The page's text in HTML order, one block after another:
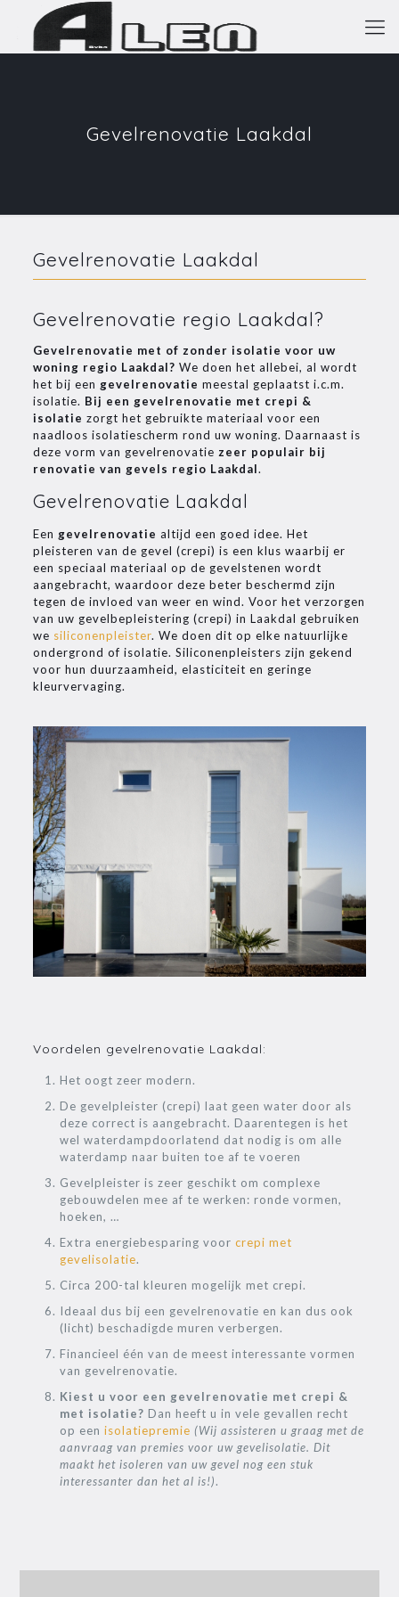
Gevelrenovatie Laakdal
Gevelrenovatie Laakdal
Gevelrenovatie regio Laakdal?
Gevelrenovatie met of zonder isolatie voor uw
woning regio Laakdal? We doen het allebei, al wordt
het bij een gevelrenovatie meestal geplaatst i.c.m.
isolatie. Bij een gevelrenovatie met crepi &
isolatie zorgt het gebruikte materiaal voor een
naadloos isolatiescherm rond uw woning. Daarnaast is
deze vorm van gevelrenovatie zeer populair bij
renovatie van gevels regio Laakdal.
Gevelrenovatie Laakdal
Een gevelrenovatie altijd een goed idee. Het
pleisteren van de gevel (crepi) is een klus waarbij er
een speciaal materiaal op de gevelstenen wordt
aangebracht, waardoor deze beter beschermd zijn
tegen de invloed van weer en wind. Voor het verzorgen
van uw gevelbepleistering (crepi) in Laakdal gebruiken
we siliconenpleister. We doen dit op elke natuurlijke
ondergrond of isolatie. Siliconenpleisters zijn gekend
voor hun duurzaamheid, elasticiteit en geringe
kleurvervaging.
Voordelen gevelrenovatie Laakdal:
Het oogt zeer modern.
De gevelpleister (crepi) laat geen water door als
deze correct is aangebracht. Daarentegen is het
wel waterdampdoorlatend dat nodig is om alle
waterdamp naar buiten toe af te voeren
Gevelpleister is zeer geschikt om complexe
gebouwdelen mee af te werken: ronde vormen,
hoeken, …
Extra energiebesparing voor crepi met
gevelisolatie.
Circa 200-tal kleuren mogelijk met crepi.
Ideaal dus bij een gevelrenovatie en kan dus ook
(licht) beschadigde muren verbergen.
Financieel één van de meest interessante vormen
van gevelrenovatie.
Kiest u voor een gevelrenovatie met crepi &
met isolatie? Dan heeft u in vele gevallen recht
op een isolatiepremie (Wij assisteren u graag met de
aanvraag van premies voor uw gevelisolatie. Dit
maakt het isoleren van uw gevel nog een stuk
interessanter dan het al is!).